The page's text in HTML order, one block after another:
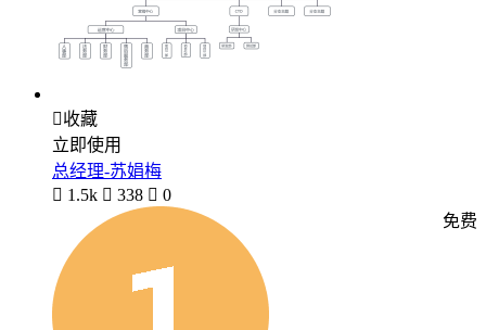
收藏
立即使用
总经理-苏娟梅
 1.5k  338  0
免费